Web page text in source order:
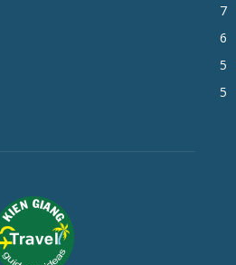
7
6
5
5